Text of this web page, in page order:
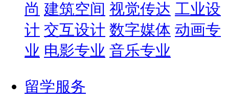
尚 建筑空间 视觉传达 工业设
计 交互设计 数字媒体 动画专
业 电影专业 音乐专业
留学服务